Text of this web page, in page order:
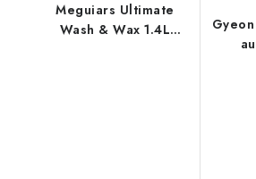
Meguiars Ultimate
Wash & Wax 1.4L